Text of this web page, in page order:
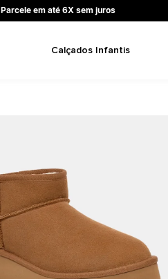
Parcele em até 6X sem juros
Calçados Infantis